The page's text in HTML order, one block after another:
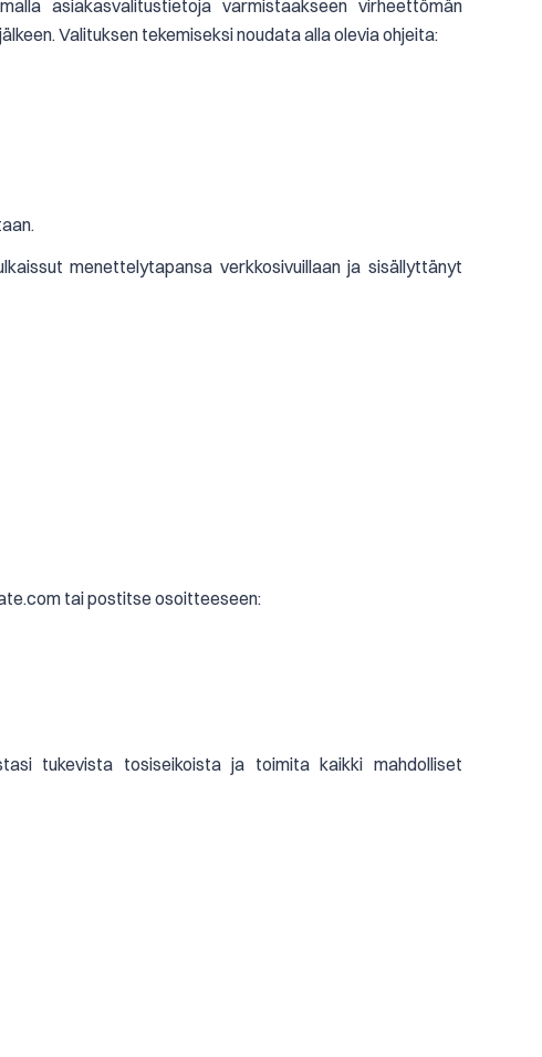
asiakasvalitustietoja varmistaakseen virheettömän
Valituksen tekemiseksi noudata alla olevia ohjeita:
menettelytapansa verkkosivuillaan ja sisällyttänyt
tai postitse osoitteeseen:
tukevista tosiseikoista ja toimita kaikki mahdolliset